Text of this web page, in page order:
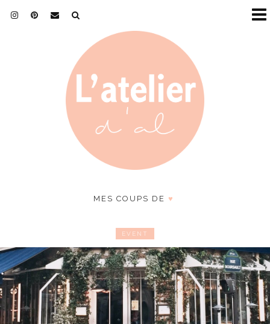
MES COUPS DE ♥
EVENT